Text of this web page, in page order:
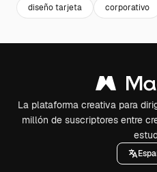
diseño tarjeta corporativo
La plataforma creativa para
millón de suscriptores entre